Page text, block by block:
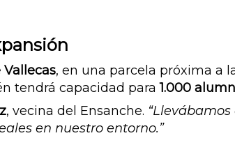
Vallecas, en una parcela próxima a
tendrá capacidad para1.000
, vecina del Ensanche. “Llevábamos
en nuestro entorno.”